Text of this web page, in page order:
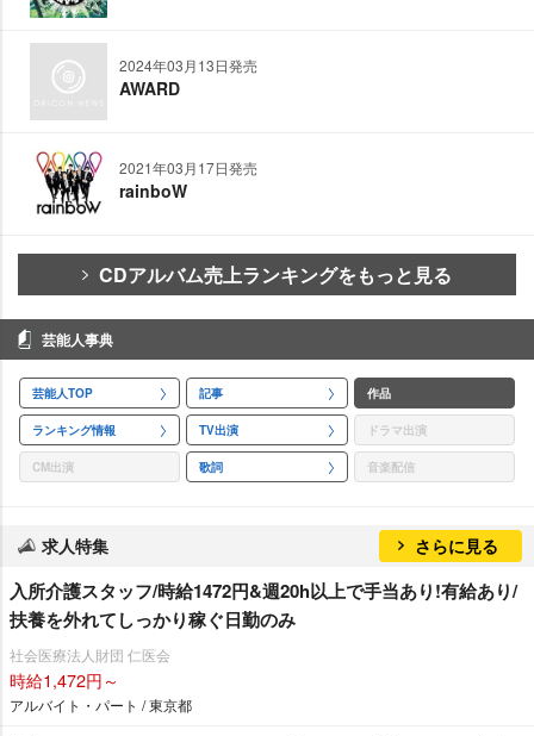
2024年03月13日発売
AWARD
2021年03月17日発売
rainboW
CDアルバム売上ランキングをもっと見る
芸能人事典
芸能人TOP 記事 作品
ランキング情報 TV出演 ドラマ出演
CM出演 歌詞 音楽配信
求人特集 さらに見る
入所介護スタッフ/時給1472円&週20h以上で手当あり!有給あり/
扶養を外れてしっかり稼ぐ日勤のみ
社会医療法人財団 仁医会
時給1,472円～
アルバイト・パート / 東京都